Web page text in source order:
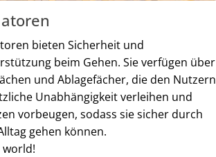
bieten Sicherheit und
beim Gehen. Sie verfügen über
und Ablagefächer, die den Nutzern
Unabhängigkeit verleihen und
vorbeugen, sodass sie sicher durch
gehen können.